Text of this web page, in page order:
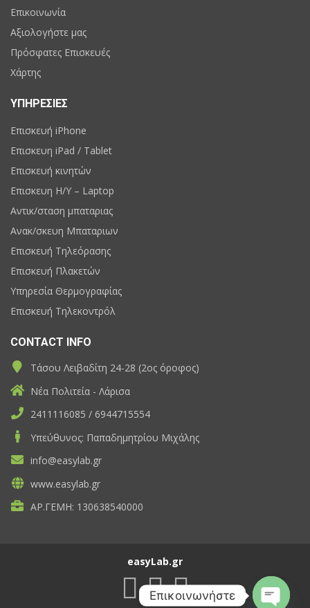
Επικοινωνία
Αξιολογήστε μας
Πρόσφατες Επισκευές
Χάρτης
ΥΠΗΡΕΣΙΕΣ
Επισκευή iPhone
Επισκευη iPad / Tablet
Επισκευή κινητών
Επισκευη H/Y – Laptop
Αντικ/σταση μπαταριας
Ανακ/σκευη Μπαταριων
Επισκευή Τηλεόρασης
Επισκευή Πλακετών
Υπηρεσία Θερμογραφίας
Επισκευή Τηλεκοντρόλ
CONTACT INFO
Τάσου Λειβαδίτη 24-28 (2ος όροφος)
Νέα Πολιτεία - Λάρισα
2411116085 / 6944715554
Υπεύθυνος: Παπαδημητρίου Μιχάλης
info@easylab.gr
www.easylab.gr
ΑΡ.ΓΕΜΗ: 130638540000
easyLab.gr
Επικοινωνήστε